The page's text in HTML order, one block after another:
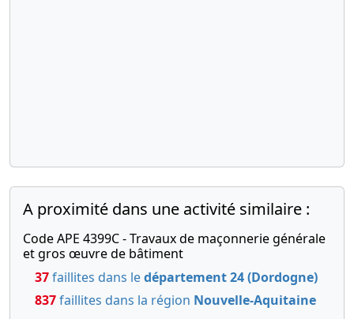
A proximité dans une activité similaire :
Code APE 4399C - Travaux de maçonnerie générale
et gros œuvre de bâtiment
37faillites dans ledépartement 24 (Dordogne)
837faillites dans la région Nouvelle-Aquitaine